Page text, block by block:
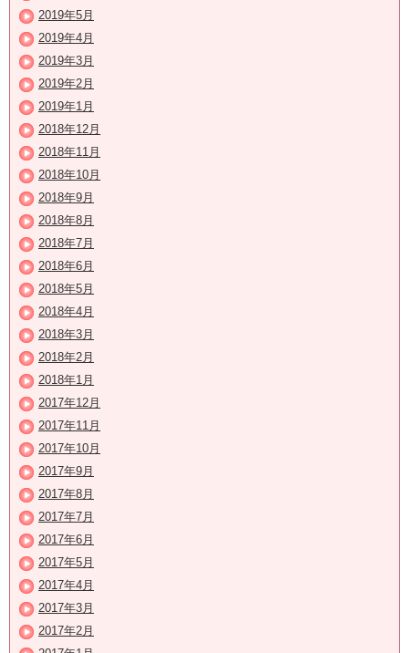
2019年5月
2019年4月
2019年3月
2019年2月
2019年1月
2018年12月
2018年11月
2018年10月
2018年9月
2018年8月
2018年7月
2018年6月
2018年5月
2018年4月
2018年3月
2018年2月
2018年1月
2017年12月
2017年11月
2017年10月
2017年9月
2017年8月
2017年7月
2017年6月
2017年5月
2017年4月
2017年3月
2017年2月